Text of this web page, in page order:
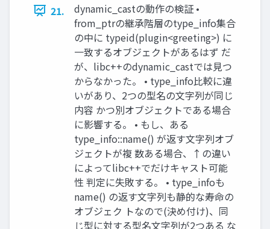
21.
dynamic_castの動作の検証 •
from_ptrの継承階層のtype_info集合
の中に typeid(plugin<greeting>) に
⼀致するオブジェクトがあるはず だ
が、libc++のdynamic_castでは⾒つ
からなかった。 • type_info⽐較に違
いがあり、2つの型名の⽂字列が同じ
内容 かつ別オブジェクトである場合
に影響する。 • もし、ある
type_info::name() が返す⽂字列オブ
ジェクトが複 数ある場合、↑の違い
によってlibc++でだけキャスト可能
性 判定に失敗する。 • type_infoも
name() の返す⽂字列も静的な寿命の
オブジェク トなので(決め付け)、同
じ型に対する型名⽂字列が2つある な